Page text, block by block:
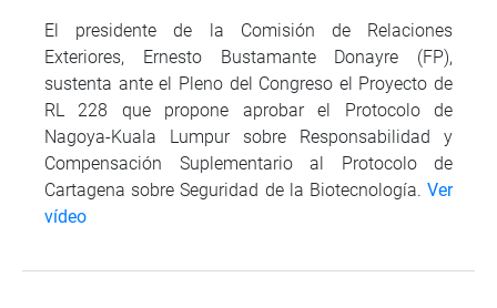
El presidente de la Comisión de Relaciones
Exteriores, Ernesto Bustamante Donayre (FP),
sustenta ante el Pleno del Congreso el Proyecto de
RL 228 que propone aprobar el Protocolo de
Nagoya-Kuala Lumpur sobre Responsabilidad y
Compensación Suplementario al Protocolo de
Cartagena sobre Seguridad de la Biotecnología. Ver
vídeo